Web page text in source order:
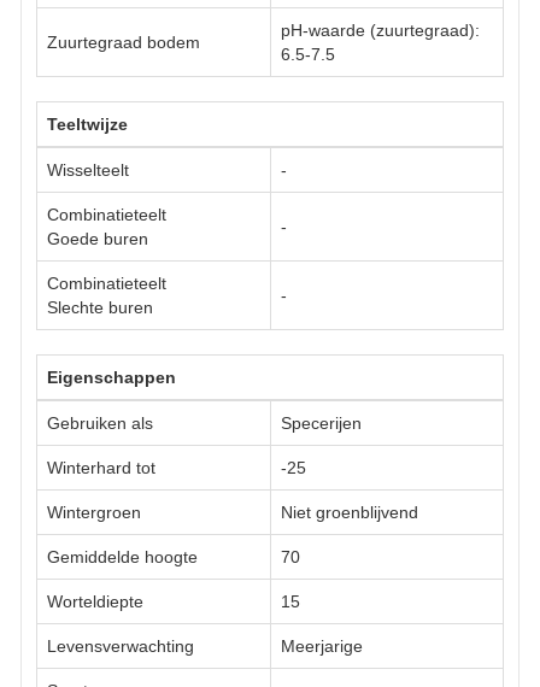
Zuurtegraad bodem
pH-waarde (zuurtegraad):
6.5-7.5
Teeltwijze
Wisselteelt -
Combinatieteelt
Goede buren
-
Combinatieteelt
Slechte buren
-
Eigenschappen
Gebruiken als Specerijen
Winterhard tot -25
Wintergroen Niet groenblijvend
Gemiddelde hoogte 70
Worteldiepte 15
Levensverwachting Meerjarige